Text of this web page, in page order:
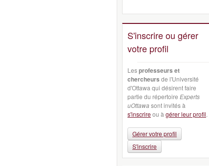
S'inscrire ou gérer
votre profil
Lesprofesseurs et
chercheurs de l'Université
d'Ottawa qui désirent faire
partie du répertoire Experts
uOttawa sont invités à
s'inscrireou à gérer leur profil.
Gérer votre profil
S'inscrire